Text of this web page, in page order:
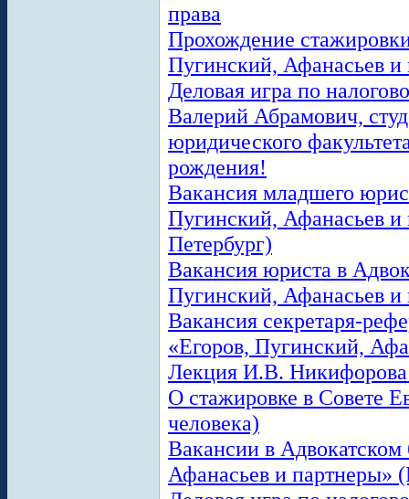
права
Прохождение
Пугинский, Афанасьев и
Деловая игра по
Валерий Абрамович,
юридического
рождения!
Вакансия младшего
Пугинский, Афанасьев
Петербург)
Вакансия юриста в
Пугинский, Афанасьев и
Вакансия секретаря-
«Егоров, Пугинский,
Лекция И.В. Никифорова
О стажировке в Совете
человека)
Вакансии в
Афанасьев и партнеры»